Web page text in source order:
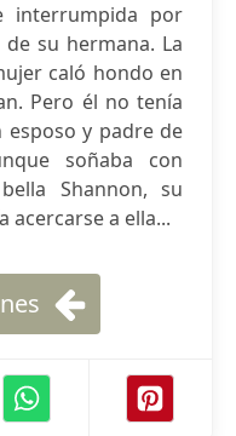
interrumpida por
su hermana. La
caló hondo en
Pero él no tenía
y padre de
soñaba con
Shannon, su
acercarse a ella...